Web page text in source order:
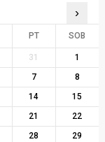
›
PT SOB
31
1
7
8
14
15
21
22
28
29